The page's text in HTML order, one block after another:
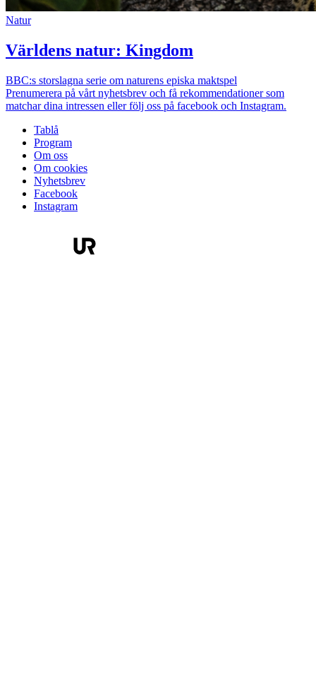
Natur
Världens natur: Kingdom
BBC:s storslagna serie om naturens episka maktspel
Prenumerera på vårt nyhetsbrev och få rekommendationer som
matchar dina intressen eller följ oss på facebook och Instagram.
Tablå
Program
Om oss
Om cookies
Nyhetsbrev
Facebook
Instagram